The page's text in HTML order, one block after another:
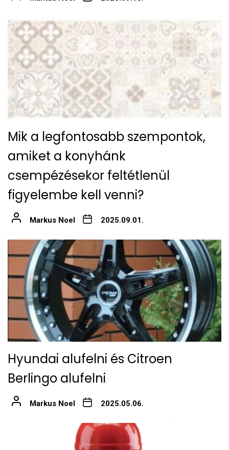
Mik a legfontosabb szempontok,
amiket a konyhánk
csempézésekor feltétlenül
figyelembe kell venni?
Markus Noel 2025.09.01.
Hyundai alufelni és Citroen
Berlingo alufelni
Markus Noel 2025.05.06.